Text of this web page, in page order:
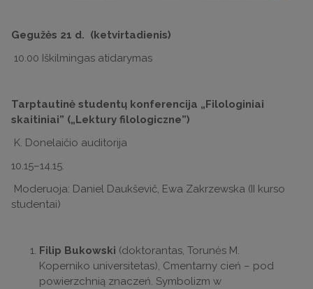
Gegužės 21 d. (ketvirtadienis)
10.00 Iškilmingas atidarymas
Tarptautinė studentų konferencija „Filologiniai
skaitiniai” („Lektury filologiczne”)
K. Donelaičio auditorija
10.15–14.15.
Moderuoja: Daniel Daukševič, Ewa Zakrzewska (II kurso
studentai)
Filip Bukowski (doktorantas, Torunės M.
Koperniko universitetas), Cmentarny cień – pod
powierzchnią znaczeń. Symbolizm w